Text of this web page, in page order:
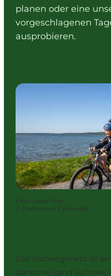
planen oder eine
vorgeschlagenen
ausprobieren.
Foto: Lasse Torp
© Destination Kystlandet
Das Radwegenetz ist
dänische Land auf zwei